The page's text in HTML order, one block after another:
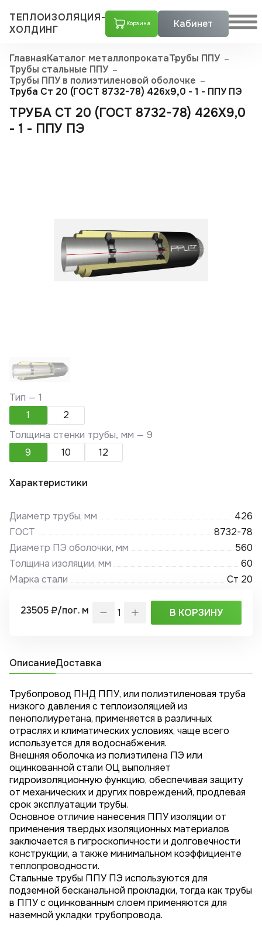
ТЕПЛОИЗОЛЯЦИЯ-
ХОЛДИНГ
Корзина Кабинет
ГлавнаяКаталог металлопрокатаТрубы ППУ
Трубы стальные ППУ
Трубы ППУ в полиэтиленовой оболочке
Труба Ст 20 (ГОСТ 8732-78) 426x9,0 - 1 - ППУ ПЭ
ТРУБА СТ 20 (ГОСТ 8732-78) 426X9,0
- 1 - ППУ ПЭ
Тип —1
1
2
Толщина стенки трубы, мм —9
9
10 12
Характеристики
Диаметр трубы, мм
426
ГОСТ
8732-78
Диаметр ПЭ оболочки, мм
560
Толщина изоляции, мм
60
Марка стали
Ст 20
23505 ₽/пог. м В КОРЗИНУ
ОписаниеДоставка
Трубопровод ПНД ППУ, или полиэтиленовая труба
низкого давления с теплоизоляцией из
пенополиуретана, применяется в различных
отраслях и климатических условиях, чаще всего
используется для водоснабжения.
Внешняя оболочка из полиэтилена ПЭ или
оцинкованной стали ОЦ выполняет
гидроизоляционную функцию, обеспечивая защиту
от механических и других повреждений, продлевая
срок эксплуатации трубы.
Основное отличие нанесения ППУ изоляции от
применения твердых изоляционных материалов
заключается в гигроскопичности и долговечности
конструкции, а также минимальном коэффициенте
теплопроводности.
Стальные трубы ППУ ПЭ используются для
подземной бесканальной прокладки, тогда как трубы
в ППУ с оцинкованным слоем применяются для
наземной укладки трубопровода.